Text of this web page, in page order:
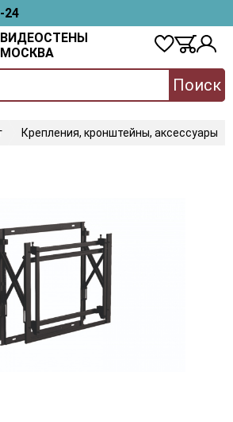
24
ВИДЕОСТЕНЫ
МОСКВА
Поиск
Крепления, кронштейны, аксессуары